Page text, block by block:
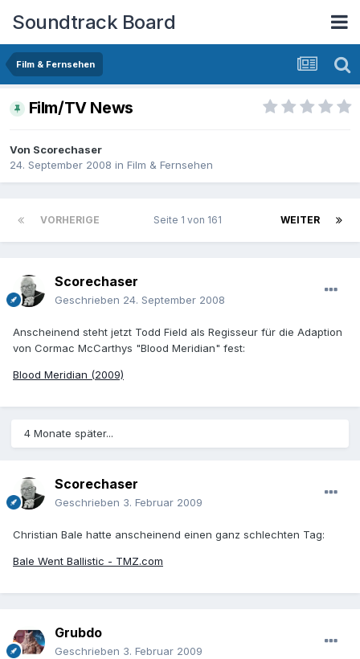
Soundtrack Board
Film & Fernsehen
Film/TV News
Von Scorechaser
24. September 2008 in Film & Fernsehen
VORHERIGE WEITER
Seite 1 von 161
Scorechaser
Geschrieben 24. September 2008
Anscheinend steht jetzt Todd Field als Regisseur für die Adaption
von Cormac McCarthys "Blood Meridian" fest:
Blood Meridian (2009)
4 Monate später...
Scorechaser
Geschrieben 3. Februar 2009
Christian Bale hatte anscheinend einen ganz schlechten Tag:
Bale Went Ballistic - TMZ.com
Grubdo
Geschrieben 3. Februar 2009